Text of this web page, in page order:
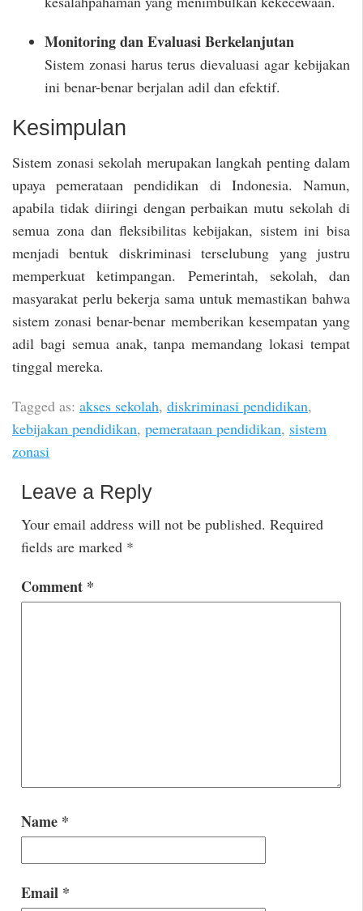
Monitoring dan Evaluasi Berkelanjutan
Sistem zonasi harus terus dievaluasi agar kebijakan
ini benar-benar berjalan adil dan efektif.
Kesimpulan
Sistem zonasi sekolah merupakan langkah penting dalam
upaya pemerataan pendidikan di Indonesia. Namun,
apabila tidak diiringi dengan perbaikan mutu sekolah di
semua zona dan fleksibilitas kebijakan, sistem ini bisa
menjadi bentuk diskriminasi terselubung yang justru
memperkuat ketimpangan. Pemerintah, sekolah, dan
masyarakat perlu bekerja sama untuk memastikan bahwa
sistem zonasi benar-benar memberikan kesempatan yang
adil bagi semua anak, tanpa memandang lokasi tempat
tinggal mereka.
Tagged as: akses sekolah, diskriminasi pendidikan,
kebijakan pendidikan, pemerataan pendidikan, sistem
zonasi
Leave a Reply
Your email address will not be published. Required
fields are marked *
Comment *
Name *
Email *